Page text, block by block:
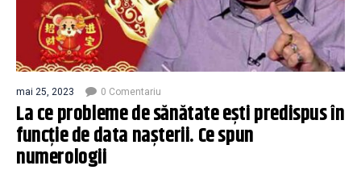
mai 25, 2023 0 Comentariu
La ce probleme de sănătate ești predispus în
funcție de data nașterii. Ce spun
numerologii